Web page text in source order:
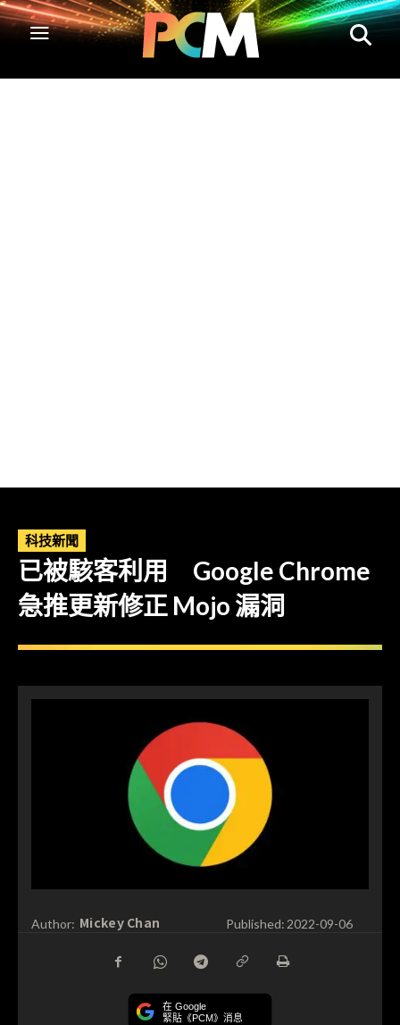
科技新聞
已被駭客利用 Google Chrome
急推更新修正 Mojo 漏洞
Author: Mickey Chan Published: 2022-09-06
在 Google
緊貼《PCM》消息